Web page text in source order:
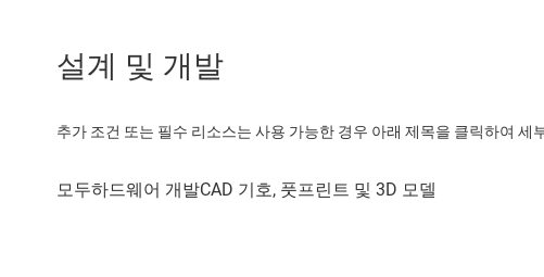
설계 및 개발
추가 조건 또는 필수 리소스는 사용 가능한 경우 아래 제목을 클릭하여 세